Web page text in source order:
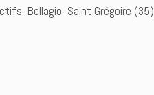
Bellagio, Saint Grégoire (35)